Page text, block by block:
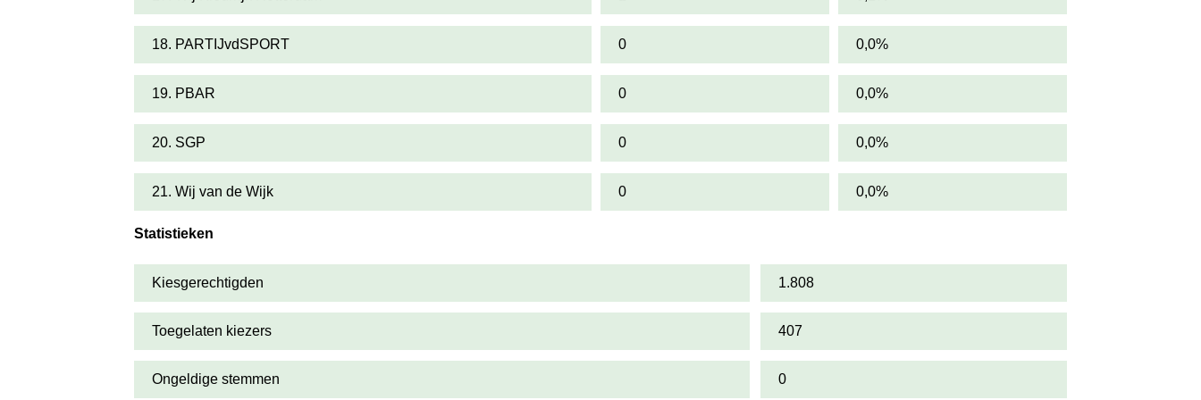
18. PARTIJvdSPORT 0 0,0%
19. PBAR 0 0,0%
20. SGP 0 0,0%
21. Wij van de Wijk 0 0,0%
Statistieken
Kiesgerechtigden 1.808
Toegelaten kiezers 407
Ongeldige stemmen 0